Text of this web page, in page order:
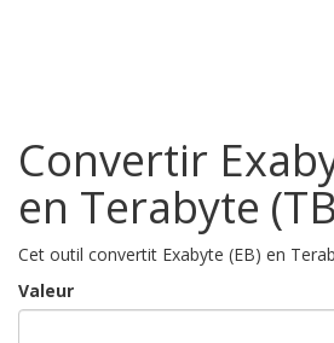
Convertir
en Terabyte
Cet outil convertit Exabyte (EB) en
Valeur